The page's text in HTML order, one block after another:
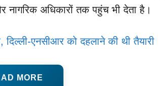
नागरिक अधिकारों तक पहुंच भी देता है।
एनसीआर को दहलाने की थी तैयारी
MORE